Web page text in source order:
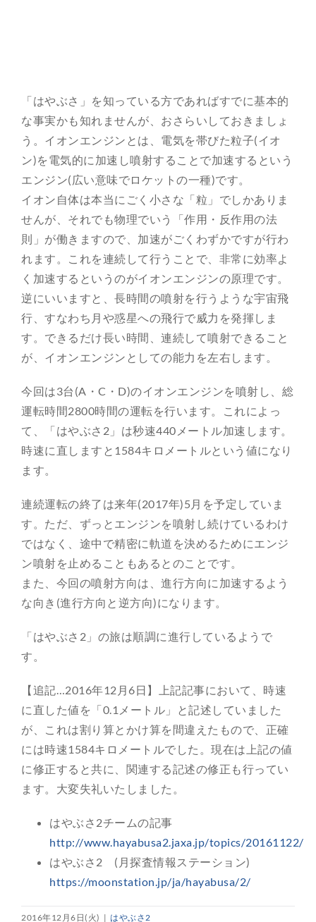
「はやぶさ」を知っている方であればすでに基本的
な事実かも知れませんが、おさらいしておきましょ
う。イオンエンジンとは、電気を帯びた粒子(イオ
ン)を電気的に加速し噴射することで加速するという
エンジン(広い意味でロケットの一種)です。
イオン自体は本当にごく小さな「粒」でしかありま
せんが、それでも物理でいう「作用・反作用の法
則」が働きますので、加速がごくわずかですが行わ
れます。これを連続して行うことで、非常に効率よ
く加速するというのがイオンエンジンの原理です。
逆にいいますと、長時間の噴射を行うような宇宙飛
行、すなわち月や惑星への飛行で威力を発揮しま
す。できるだけ長い時間、連続して噴射できること
が、イオンエンジンとしての能力を左右します。
今回は3台(A・C・D)のイオンエンジンを噴射し、総
運転時間2800時間の運転を行います。これによっ
て、「はやぶさ2」は秒速440メートル加速します。
時速に直しますと1584キロメートルという値になり
ます。
連続運転の終了は来年(2017年)5月を予定していま
す。ただ、ずっとエンジンを噴射し続けているわけ
ではなく、途中で精密に軌道を決めるためにエンジ
ン噴射を止めることもあるとのことです。
また、今回の噴射方向は、進行方向に加速するよう
な向き(進行方向と逆方向)になります。
「はやぶさ2」の旅は順調に進行しているようで
す。
【追記…2016年12月6日】上記記事において、時速
に直した値を「0.1メートル」と記述していました
が、これは割り算とかけ算を間違えたもので、正確
には時速1584キロメートルでした。現在は上記の値
に修正すると共に、関連する記述の修正も行ってい
ます。大変失礼いたしました。
はやぶさ2チームの記事
http://www.hayabusa2.jaxa.jp/topics/20161122/
はやぶさ2 (月探査情報ステーション)
https://moonstation.jp/ja/hayabusa/2/
2016年12月6日(火) | はやぶさ2